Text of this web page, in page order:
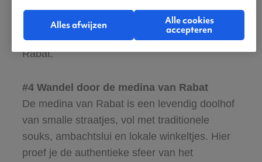
een indrukwekkend uitzicht en een
fascinerende blik op de geschiedenis van
Rabat.
#4 Wandel door de medina van Rabat
De medina van Rabat is een levendig doolhof
van smalle straatjes, vol met traditionele
souks, ambachtslui en lokale winkeltjes. Hier
proef je de authentieke sfeer van het
Alles afwijzen
Alle cookies
accepteren